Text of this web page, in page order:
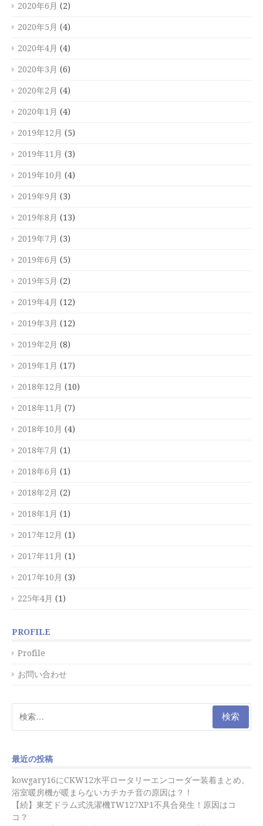
2020年6月 (2)
2020年5月 (4)
2020年4月 (4)
2020年3月 (6)
2020年2月 (4)
2020年1月 (4)
2019年12月 (5)
2019年11月 (3)
2019年10月 (4)
2019年9月 (3)
2019年8月 (13)
2019年7月 (3)
2019年6月 (5)
2019年5月 (2)
2019年4月 (12)
2019年3月 (12)
2019年2月 (8)
2019年1月 (17)
2018年12月 (10)
2018年11月 (7)
2018年10月 (4)
2018年7月 (1)
2018年6月 (1)
2018年2月 (2)
2018年1月 (1)
2017年12月 (1)
2017年11月 (1)
2017年10月 (3)
225年4月 (1)
PROFILE
Profile
お問い合わせ
索:
最近の投稿
kowgary16にCKW12水平ロータリーエンコーダー装着まとめ。
浴室暖房機が暖まらないカチカチ音の原因は？！
【続】東芝ドラム式洗濯機TW127XP1不具合発生！原因はコ
コ？